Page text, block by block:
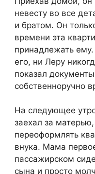
невесту во все
и братом. Он
времени эта
принадлежать
его, ни Леру
показал
собственноручно
На следующее
заехал за
переоформлять
внука. Мама
пассажирском
сына и просто